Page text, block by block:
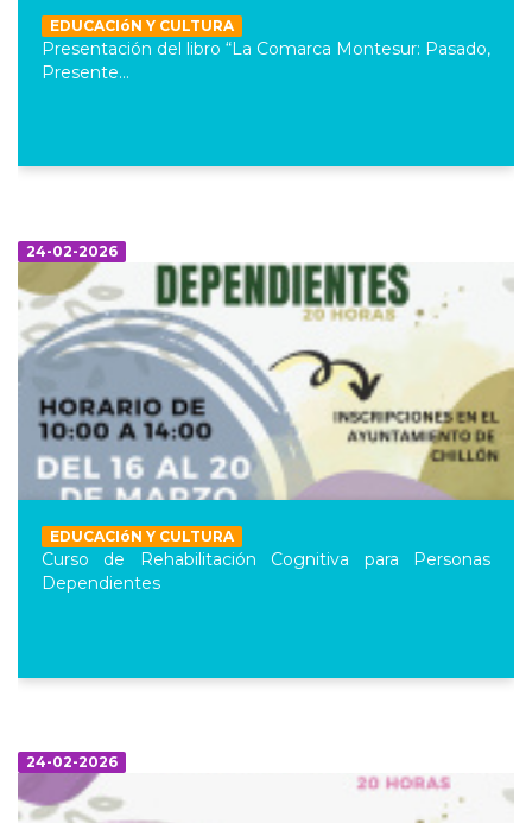
EDUCACIóN Y CULTURA
Presentación del libro “La Comarca Montesur: Pasado,
Presente...
24-02-2026
EDUCACIóN Y CULTURA
Curso de Rehabilitación Cognitiva para Personas
Dependientes
24-02-2026